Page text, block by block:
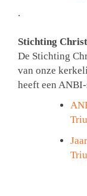
.
Stichting
De Stichting
van onze
heeft een